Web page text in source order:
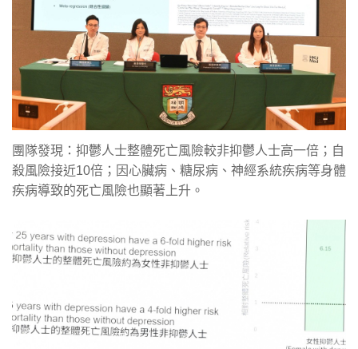
團隊發現：抑鬱人士整體死亡風險較非抑鬱人士高一倍；自
殺風險接近10倍；因心臟病、糖尿病、神經系統疾病等身體
疾病導致的死亡風險也顯著上升。